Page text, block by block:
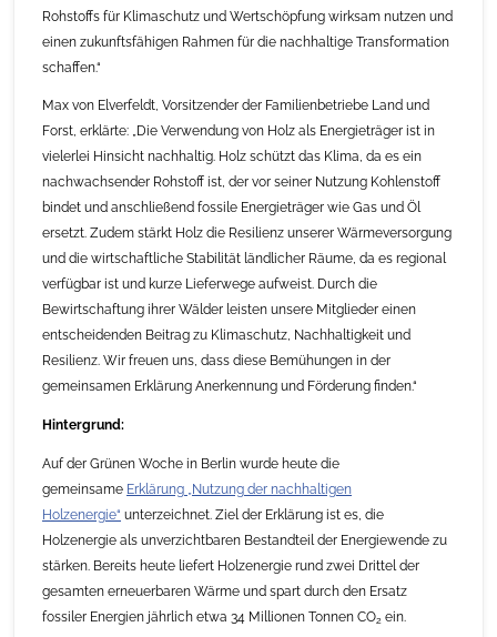
Rohstoffs für Klimaschutz und Wertschöpfung wirksam nutzen und
einen zukunftsfähigen Rahmen für die nachhaltige Transformation
schaffen.“
Max von Elverfeldt, Vorsitzender der Familienbetriebe Land und
Forst, erklärte: „Die Verwendung von Holz als Energieträger ist in
vielerlei Hinsicht nachhaltig. Holz schützt das Klima, da es ein
nachwachsender Rohstoff ist, der vor seiner Nutzung Kohlenstoff
bindet und anschließend fossile Energieträger wie Gas und Öl
ersetzt. Zudem stärkt Holz die Resilienz unserer Wärmeversorgung
und die wirtschaftliche Stabilität ländlicher Räume, da es regional
verfügbar ist und kurze Lieferwege aufweist. Durch die
Bewirtschaftung ihrer Wälder leisten unsere Mitglieder einen
entscheidenden Beitrag zu Klimaschutz, Nachhaltigkeit und
Resilienz. Wir freuen uns, dass diese Bemühungen in der
gemeinsamen Erklärung Anerkennung und Förderung finden.“
Hintergrund:
Auf der Grünen Woche in Berlin wurde heute die
gemeinsame Erklärung „Nutzung der nachhaltigen
Holzenergie“ unterzeichnet. Ziel der Erklärung ist es, die
Holzenergie als unverzichtbaren Bestandteil der Energiewende zu
stärken. Bereits heute liefert Holzenergie rund zwei Drittel der
gesamten erneuerbaren Wärme und spart durch den Ersatz
fossiler Energien jährlich etwa 34 Millionen Tonnen CO2 ein.